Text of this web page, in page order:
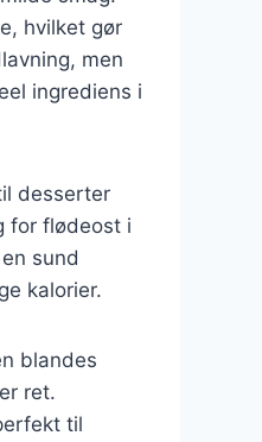
hvilket gør
men
ingrediens i
desserter
for flødeost i
sund
kalorier.
blandes
ret.
til